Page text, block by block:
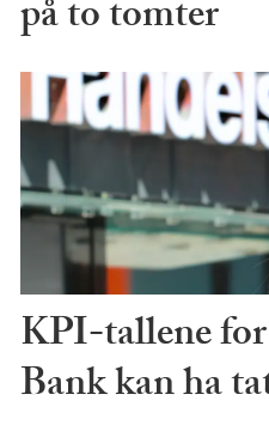
på to tomter
KPI-tallene
Bank kan ha